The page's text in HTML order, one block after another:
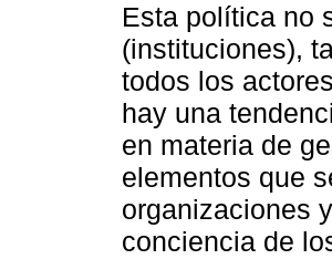
Esta política no
(instituciones),
todos los
hay una
en materia de
elementos que
organizaciones
conciencia de